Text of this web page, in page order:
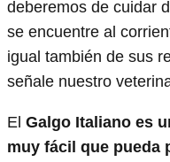
deberemos de cuidar
se encuentre al
igual también de sus
señale nuestro
El Galgo Italiano es
muy fácil que pueda